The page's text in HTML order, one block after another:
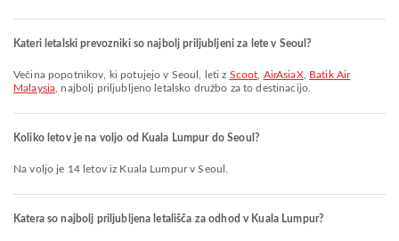
Kateri letalski prevozniki so najbolj priljubljeni za lete v Seoul?
Večina popotnikov, ki potujejo v Seoul, leti z Scoot AirAsiaX, Batik Air
Malaysia , najbolj priljubljeno letalsko družbo za to destinacijo.
Koliko letov je na voljo od Kuala Lumpur do Seoul?
Na voljo je 14 letov iz Kuala Lumpur v Seoul.
Katera so najbolj priljubljena letališča za odhod v Kuala Lumpur?